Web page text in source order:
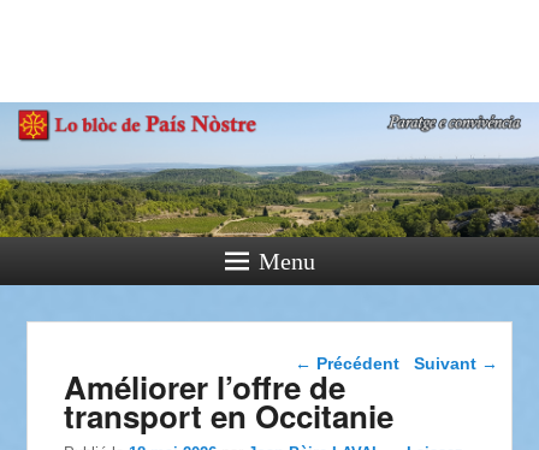
Paratge e Convivència
Menu
Navigation dans les
← Précédent Suivant →
Améliorer l’offre de
transport en Occitanie